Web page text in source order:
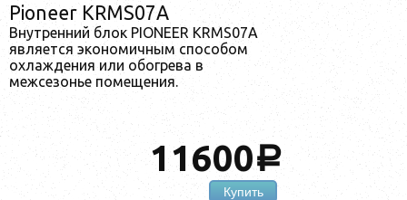
Pioneer KRMS07A
Внутренний блок PIONEER KRMS07A
является экономичным способом
охлаждения или обогрева в
межсезонье помещения.
11600a
Купить